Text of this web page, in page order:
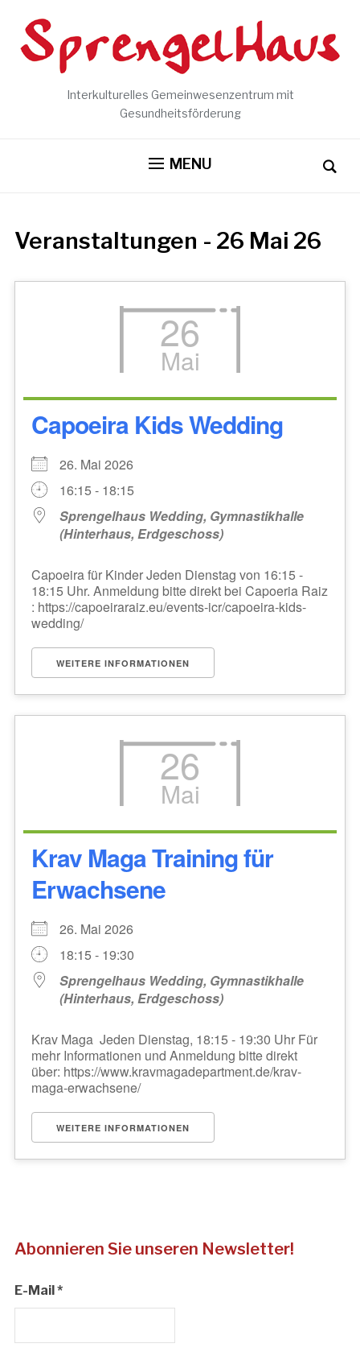
Interkulturelles Gemeinwesenzentrum mit
Gesundheitsförderung
MENU
Veranstaltungen - 26 Mai 26
26
Mai
Capoeira Kids Wedding
26. Mai 2026
16:15 - 18:15
Sprengelhaus Wedding, Gymnastikhalle
(Hinterhaus, Erdgeschoss)
Capoeira für Kinder Jeden Dienstag von 16:15 -
18:15 Uhr. Anmeldung bitte direkt bei Capoeria Raiz
: https://capoeiraraiz.eu/events-icr/capoeira-kids-
wedding/
WEITERE INFORMATIONEN
26
Mai
Krav Maga Training für
Erwachsene
26. Mai 2026
18:15 - 19:30
Sprengelhaus Wedding, Gymnastikhalle
(Hinterhaus, Erdgeschoss)
Krav Maga Jeden Dienstag, 18:15 - 19:30 Uhr Für
mehr Informationen und Anmeldung bitte direkt
über: https://www.kravmagadepartment.de/krav-
maga-erwachsene/
WEITERE INFORMATIONEN
Abonnieren Sie unseren Newsletter!
E-Mail*